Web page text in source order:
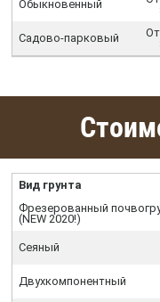
Обыкновенный
Садово-парковый
Вид грунта
Фрезерованный
(NEW 2020!)
Сеяный
Двухкомпонентный